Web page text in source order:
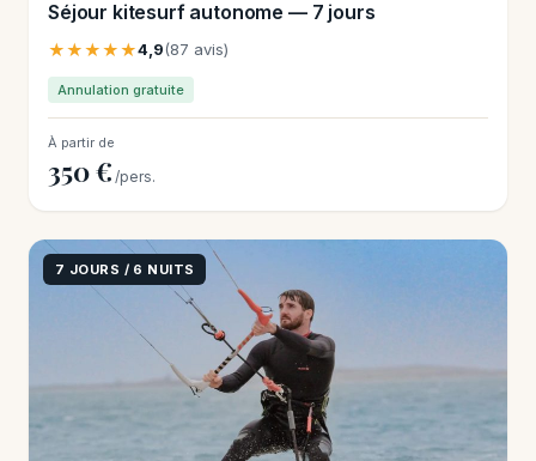
Séjour kitesurf autonome — 7 jours
★★★★★4,9(87 avis)
Annulation gratuite
À partir de
350 € /pers.
7 JOURS / 6 NUITS